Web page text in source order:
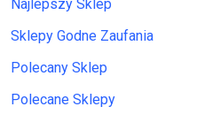
Najlepszy Sklep
Sklepy Godne Zaufania
Polecany Sklep
Polecane Sklepy